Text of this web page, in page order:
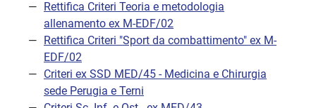
Rettifica Criteri Teoria e metodologia
allenamento ex M-EDF/02
Rettifica Criteri "Sport da combattimento" ex M-
EDF/02
Criteri ex SSD MED/45 - Medicina e Chirurgia
sede Perugia e Terni